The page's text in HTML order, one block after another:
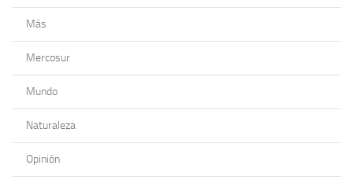
Más
Mercosur
Mundo
Naturaleza
Opinión